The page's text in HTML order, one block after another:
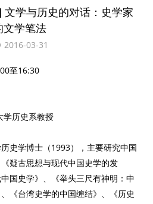
文学与历史的对话：史学家
文学笔法
2016-03-31
至16:30
学历史系教授
史学博士（1993），主要研究中国
疑古思想与现代中国史学的发
国史学》、《举头三尺有神明：中
《台湾史学的中国缠结》、《历史